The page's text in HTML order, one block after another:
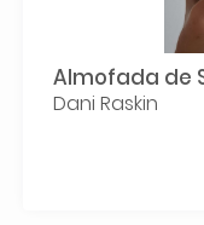
Almofada de
Dani Raskin